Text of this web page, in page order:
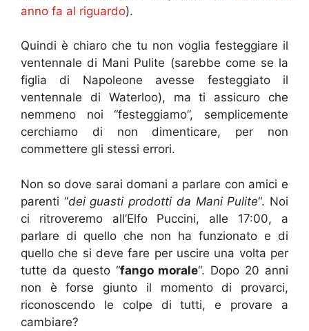
anno fa al riguardo).
Quindi è chiaro che tu non voglia festeggiare il
ventennale di Mani Pulite (sarebbe come se la
figlia di Napoleone avesse festeggiato il
ventennale di Waterloo), ma ti assicuro che
nemmeno noi “festeggiamo”, semplicemente
cerchiamo di non dimenticare, per non
commettere gli stessi errori.
Non so dove sarai domani a parlare con amici e
parenti “dei guasti prodotti da Mani Pulite“. Noi
ci ritroveremo all’Elfo Puccini, alle 17:00, a
parlare di quello che non ha funzionato e di
quello che si deve fare per uscire una volta per
tutte da questo “fango morale“. Dopo 20 anni
non è forse giunto il momento di provarci,
riconoscendo le colpe di tutti, e provare a
cambiare?